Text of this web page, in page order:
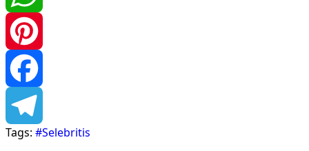
WhatsApp
Pinterest
Facebook
Telegram
Tags: #Selebritis